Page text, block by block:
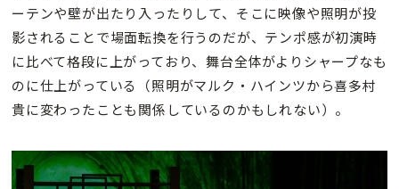
ーテンや壁が出たり入ったりして、そこに映像や照明が投
影されることで場面転換を行うのだが、テンポ感が初演時
に比べて格段に上がっており、舞台全体がよりシャープなも
のに仕上がっている（照明がマルク・ハインツから喜多村
貴に変わったことも関係しているのかもしれない）。